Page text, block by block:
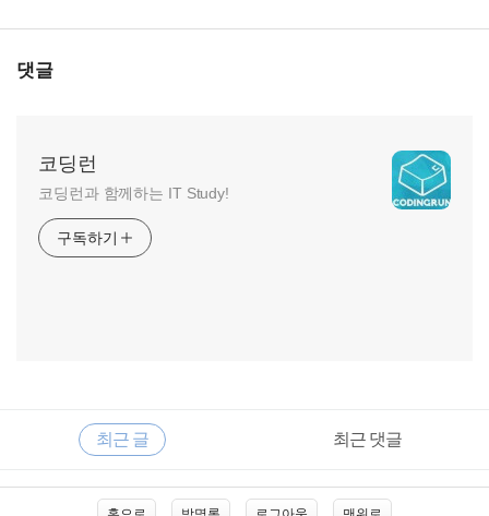
댓글
코딩런
코딩런과 함께하는 IT Study!
구독하기
바
RECENTLY
최근 글 최근 댓글